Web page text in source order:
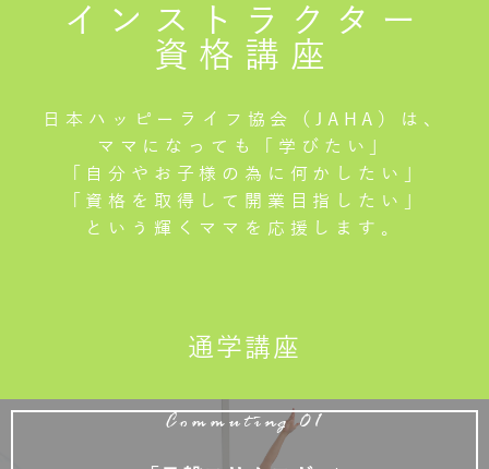
インストラクター
資格講座
日本ハッピーライフ協会（JAHA）は、
ママになっても「学びたい」
「自分やお子様の為に何かしたい」
「資格を取得して開業目指したい」
という輝くママを応援します。
通学講座
Commuting 01